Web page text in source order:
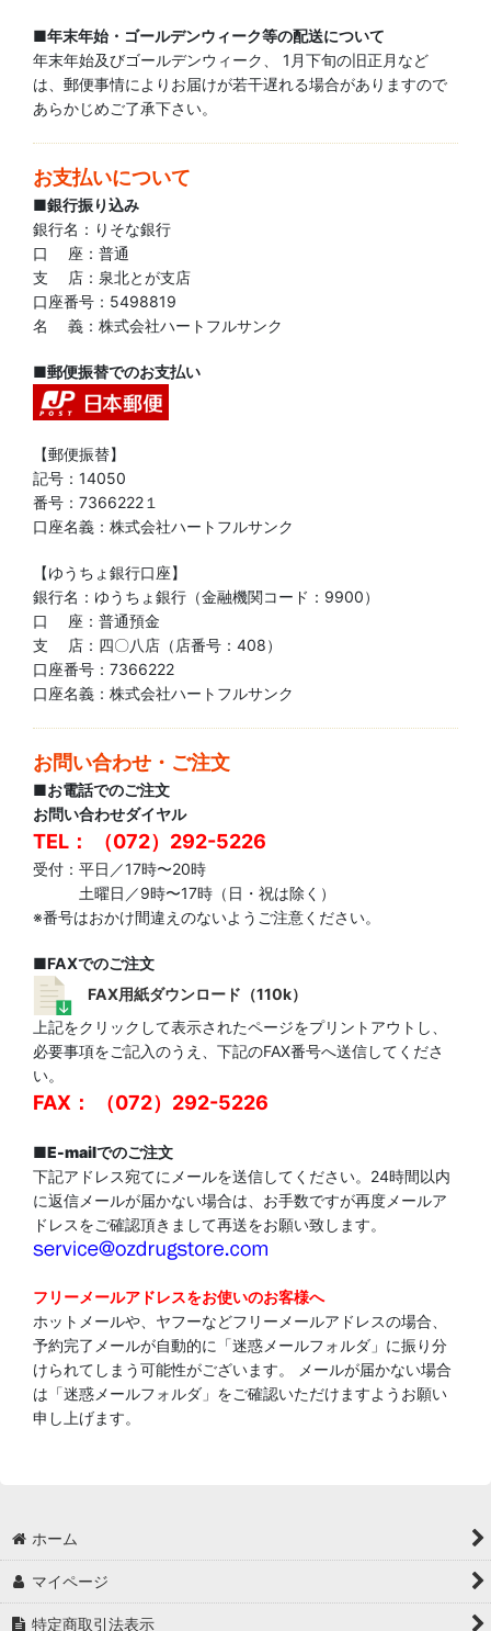
■年末年始・ゴールデンウィーク等の配送について
年末年始及びゴールデンウィーク、 1月下旬の旧正月など
は、郵便事情によりお届けが若干遅れる場合がありますので
あらかじめご了承下さい。
お支払いについて
■銀行振り込み
銀行名：りそな銀行
口 座：普通
支 店：泉北とが支店
口座番号：5498819
名 義：株式会社ハートフルサンク
■郵便振替でのお支払い
【郵便振替】
記号：14050
番号：7366222１
口座名義：株式会社ハートフルサンク
【ゆうちょ銀行口座】
銀行名：ゆうちょ銀行（金融機関コード：9900）
口 座：普通預金
支 店：四〇八店（店番号：408）
口座番号：7366222
口座名義：株式会社ハートフルサンク
お問い合わせ・ご注文
■お電話でのご注文
お問い合わせダイヤル
TEL： （072）292-5226
受付：平日／17時〜20時
土曜日／9時〜17時（日・祝は除く）
※番号はおかけ間違えのないようご注意ください。
■FAXでのご注文
FAX用紙ダウンロード（110k）
上記をクリックして表示されたページをプリントアウトし、
必要事項をご記入のうえ、下記のFAX番号へ送信してくださ
い。
FAX： （072）292-5226
■E-mailでのご注文
下記アドレス宛てにメールを送信してください。24時間以内
に返信メールが届かない場合は、お手数ですが再度メールア
ドレスをご確認頂きまして再送をお願い致します。
フリーメールアドレスをお使いのお客様へ
ホットメールや、ヤフーなどフリーメールアドレスの場合、
予約完了メールが自動的に「迷惑メールフォルダ」に振り分
けられてしまう可能性がございます。 メールが届かない場合
は「迷惑メールフォルダ」をご確認いただけますようお願い
申し上げます。
ホーム
マイページ
特定商取引法表示